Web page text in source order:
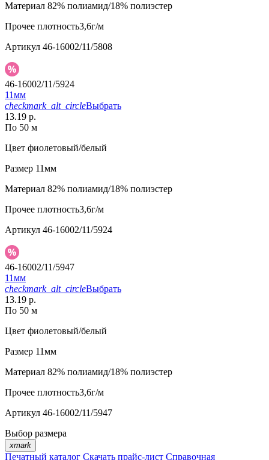
Материал 82% полиамид/18% полиэстер
Прочее плотность3,6г/м
Артикул 46-16002/11/5808
46-16002/11/5924
11мм
checkmark_alt_circleВыбрать
13.19 р.
По 50 м
Цвет фиолетовый/белый
Размер 11мм
Материал 82% полиамид/18% полиэстер
Прочее плотность3,6г/м
Артикул 46-16002/11/5924
46-16002/11/5947
11мм
checkmark_alt_circleВыбрать
13.19 р.
По 50 м
Цвет фиолетовый/белый
Размер 11мм
Материал 82% полиамид/18% полиэстер
Прочее плотность3,6г/м
Артикул 46-16002/11/5947
Выбор размера
xmark
Печатный каталог Скачать прайс-лист Справочная